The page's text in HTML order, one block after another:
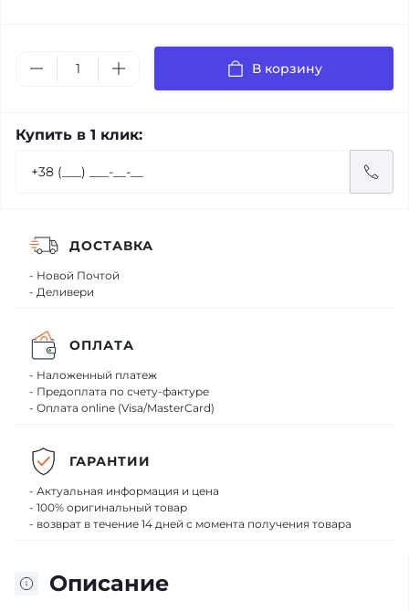
В корзину
Купить в 1 клик:
Описание
ДОСТАВКА
- Новой Почтой
- Деливери
ОПЛАТА
- Наложенный платеж
- Предоплата по счету-фактуре
- Оплата online (Visa/MasterCard)
ГАРАНТИИ
- Актуальная информация и цена
- 100% оригинальный товар
- возврат в течение 14 дней с момента получения товара